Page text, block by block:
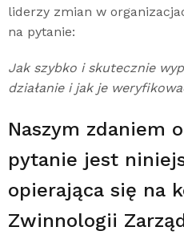
liderzy zmian w
na pytanie:
Jak szybko i skutecznie
działanie i jak je
Naszym zdaniem
pytanie jest
opierająca się na
Zwinnologii